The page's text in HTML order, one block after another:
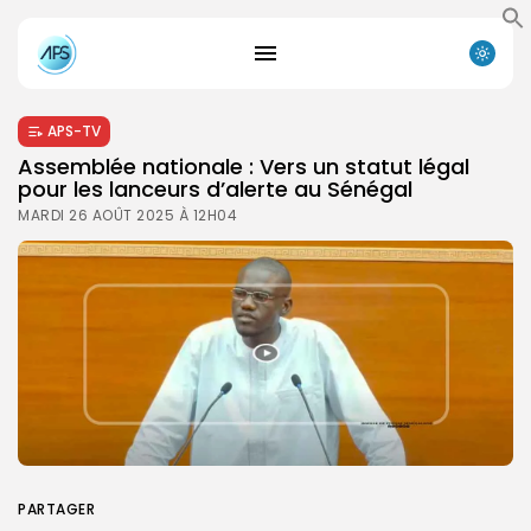
APS-TV
Assemblée nationale : Vers un statut légal
pour les lanceurs d’alerte au Sénégal
MARDI 26 AOÛT 2025 À 12H04
PARTAGER